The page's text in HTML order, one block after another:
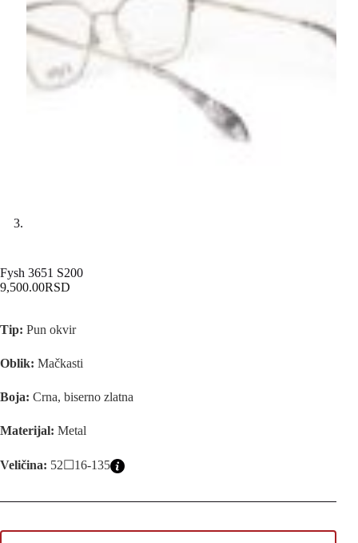
Fysh 3651 S200
9,500.00RSD
Tip: Pun okvir
Oblik: Mačkasti
Boja: Crna, biserno zlatna
Materijal: Metal
Veličina: 52☐16-135